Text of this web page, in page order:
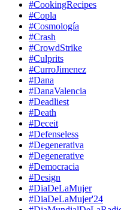
#CookingRecipes
#Copla
#Cosmología
#Crash
#CrowdStrike
#Culprits
#CurroJimenez
#Dana
#DanaValencia
#Deadliest
#Death
#Deceit
#Defenseless
#Degenerativa
#Degenerative
#Democracia
#Design
#DiaDeLaMujer
#DiaDeLaMujer'24